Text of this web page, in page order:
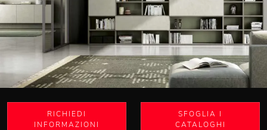
RICHIEDI
INFORMAZIONI
SFOGLIA I
CATALOGHI